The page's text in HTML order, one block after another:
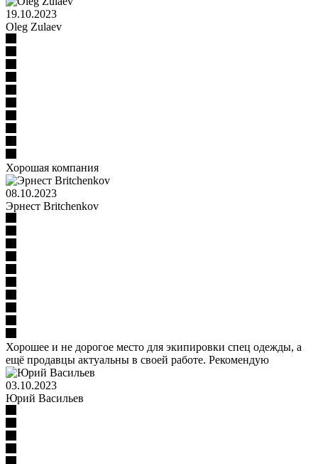
19.10.2023
Oleg Zulaev
Хорошая компания
08.10.2023
Эрнест Britchenkov
Хорошее и не дорогое место для экипировки спец одежды, а
ещё продавцы актуальны в своей работе. Рекомендую
03.10.2023
Юрий Васильев